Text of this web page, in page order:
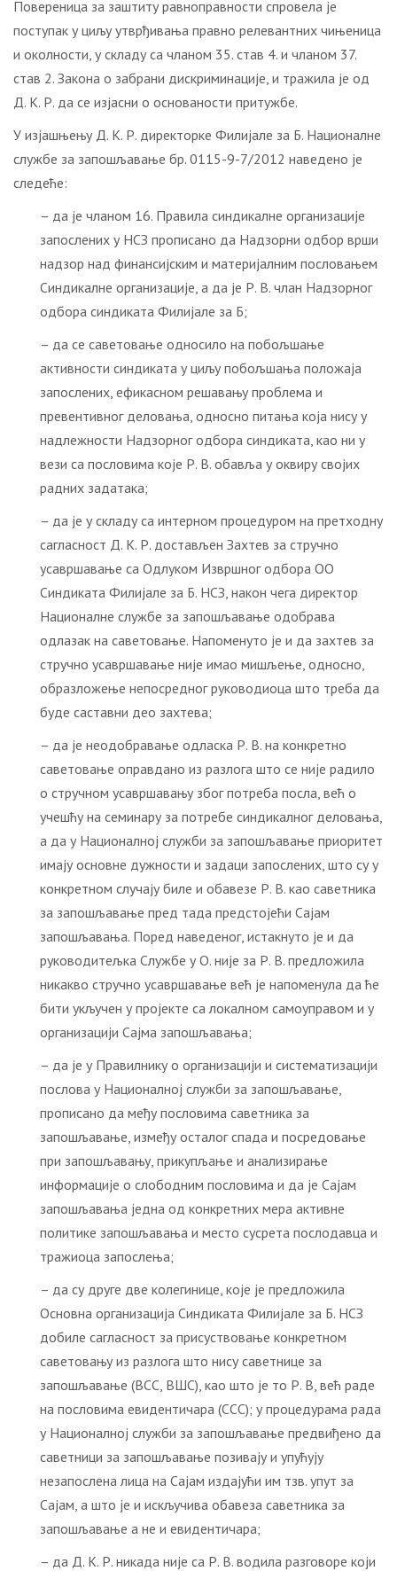
Повереница за заштиту равноправности спровела је
поступак у циљу утврђивања правно релевантних чињеница
и околности, у складу са чланом 35. став 4. и чланом 37.
став 2. Закона о забрани дискриминације, и тражила је од
Д. К. Р. да се изјасни о основаности притужбе.
У изјашњењу Д. К. Р. директорке Филијале за Б. Националне
службе за запошљавање бр. 0115-9-7/2012 наведено је
следеће:
– да је чланом 16. Правила синдикалне организације
запослених у НСЗ прописано да Надзорни одбор врши
надзор над финансијским и материјалним пословањем
Синдикалне организације, а да је Р. В. члан Надзорног
одбора синдиката Филијале за Б;
– да се саветовање односило на побољшање
активности синдиката у циљу побољшања положаја
запослених, ефикасном решавању проблема и
превентивног деловања, односно питања која нису у
надлежности Надзорног одбора синдиката, као ни у
вези са пословима које Р. В. обавља у оквиру својих
радних задатака;
– да је у складу са интерном процедуром на претходну
сагласност Д. К. Р. достављен Захтев за стручно
усавршавање са Одлуком Извршног одбора ОО
Синдиката Филијале за Б. НСЗ, након чега директор
Националне службе за запошљавање одобрава
одлазак на саветовање. Напоменуто је и да захтев за
стручно усавршавање није имао мишљење, односно,
образложење непосредног руководиоца што треба да
буде саставни део захтева;
– да је неодобравање одласка Р. В. на конкретно
саветовање оправдано из разлога што се није радило
о стручном усавршавању због потреба посла, већ о
учешћу на семинару за потребе синдикалног деловања,
а да у Националној служби за запошљавање приоритет
имају основне дужности и задаци запослених, што су у
конкретном случају биле и обавезе Р. В. као саветника
за запошљавање пред тада предстојећи Сајам
запошљавања. Поред наведеног, истакнуто је и да
руководитељка Службе у О. није за Р. В. предложила
никакво стручно усавршавање већ је напоменула да ће
бити укључен у пројекте са локалном самоуправом и у
организацији Сајма запошљавања;
– да је у Правилнику о организацији и систематизацији
послова у Националној служби за запошљавање,
прописано да међу пословима саветника за
запошљавање, између осталог спада и посредовање
при запошљавању, прикупљање и анализирање
информације о слободним пословима и да је Сајам
запошљавања једна од конкретних мера активне
политике запошљавања и место сусрета послодавца и
тражиоца запослења;
– да су друге две колегинице, које је предложила
Основна организација Синдиката Филијале за Б. НСЗ
добиле сагласност за присуствовање конкретном
саветовању из разлога што нису саветнице за
запошљавање (ВСС, ВШС), као што је то Р. В, већ раде
на пословима евидентичара (ССС); у процедурама рада
у Националној служби за запошљавање предвиђено да
саветници за запошљавање позивају и упућују
незапослена лица на Сајам издајући им тзв. упут за
Сајам, а што је и искључива обавеза саветника за
запошљавање а не и евидентичара;
– да Д. К. Р. никада није са Р. В. водила разговоре који